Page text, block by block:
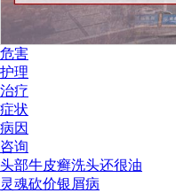
危害
护理
治疗
症状
病因
咨询
头部牛皮癣洗头还很油
灵魂砍价银屑病